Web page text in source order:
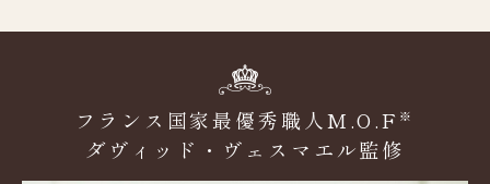
フランス国家最優秀職人M.O.F ※
ダヴィッド・ヴェスマエル監修